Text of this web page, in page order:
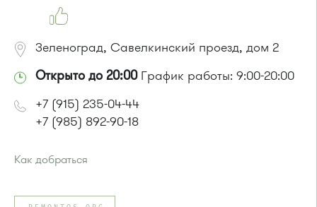
Зеленоград, Савелкинский проезд, дом 2
Открыто до 20:00График работы: 9:00-20:00
+7 (915) 235-04-44
+7 (985) 892-90-18
Как добраться
Автобусы № 2, 3, 9, 11, 19, 31, 32.